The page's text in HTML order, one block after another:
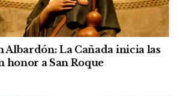
Albardón: La Cañada inicia las
honor a San Roque